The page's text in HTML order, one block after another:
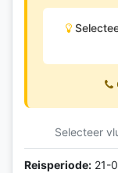
Selecteer
Reisperiode: 21-